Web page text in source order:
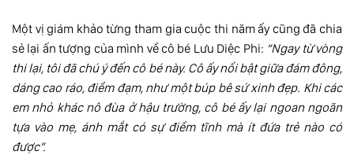
Một vị giám khảo từng tham gia cuộc thi năm ấy cũng đã chia
sẻ lại ấn tượng của mình về cô bé Lưu Diệc Phi: “Ngay từ vòng
thi lại, tôi đã chú ý đến cô bé này. Cô ấy nổi bật giữa đám đông,
dáng cao ráo, điềm đạm, như một búp bê sứ xinh đẹp. Khi các
em nhỏ khác nô đùa ở hậu trường, cô bé ấy lại ngoan ngoãn
tựa vào mẹ, ánh mắt có sự điềm tĩnh mà ít đứa trẻ nào có
được”.